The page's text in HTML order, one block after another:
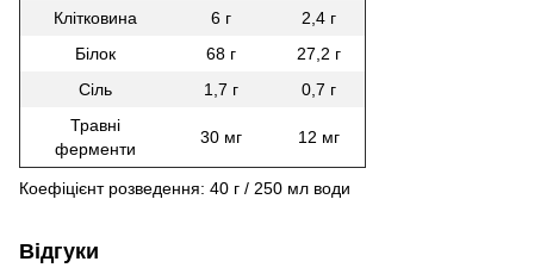
Клітковина
6 г
2,4 г
Білок
68 г
27,2 г
Сіль
1,7 г
0,7 г
Травні
ферменти
30 мг 12 мг
Коефіцієнт розведення: 40 г / 250 мл води
Відгуки